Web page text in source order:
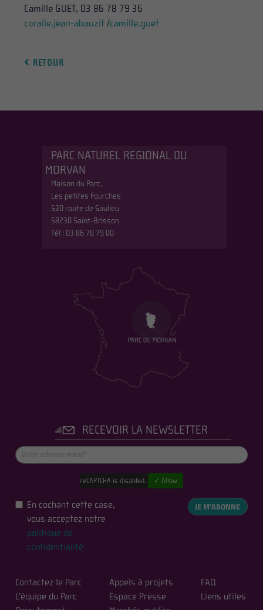
Camille GUET, 03 86 78 79 36
coralie.jean-abauzit/camille.guet
RETOUR
PARC NATUREL REGIONAL DU
MORVAN
Maison du Parc,
Les petites Fourches
530 route de Saulieu
58230 Saint-Brisson
Tél : 03 86 78 79 00
RECEVOIR LA NEWSLETTER
reCAPTCHA is disabled. ✓ Allow
En cochant cette case,
vous acceptez notre
politique de
confidentialité
JE M'ABONNE
Contactez le Parc
L'équipe du Parc
Appels à projets
Espace Presse
FAQ
Liens utiles